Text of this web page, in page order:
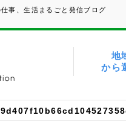
事、生活まるごと発信ブログ
地
から